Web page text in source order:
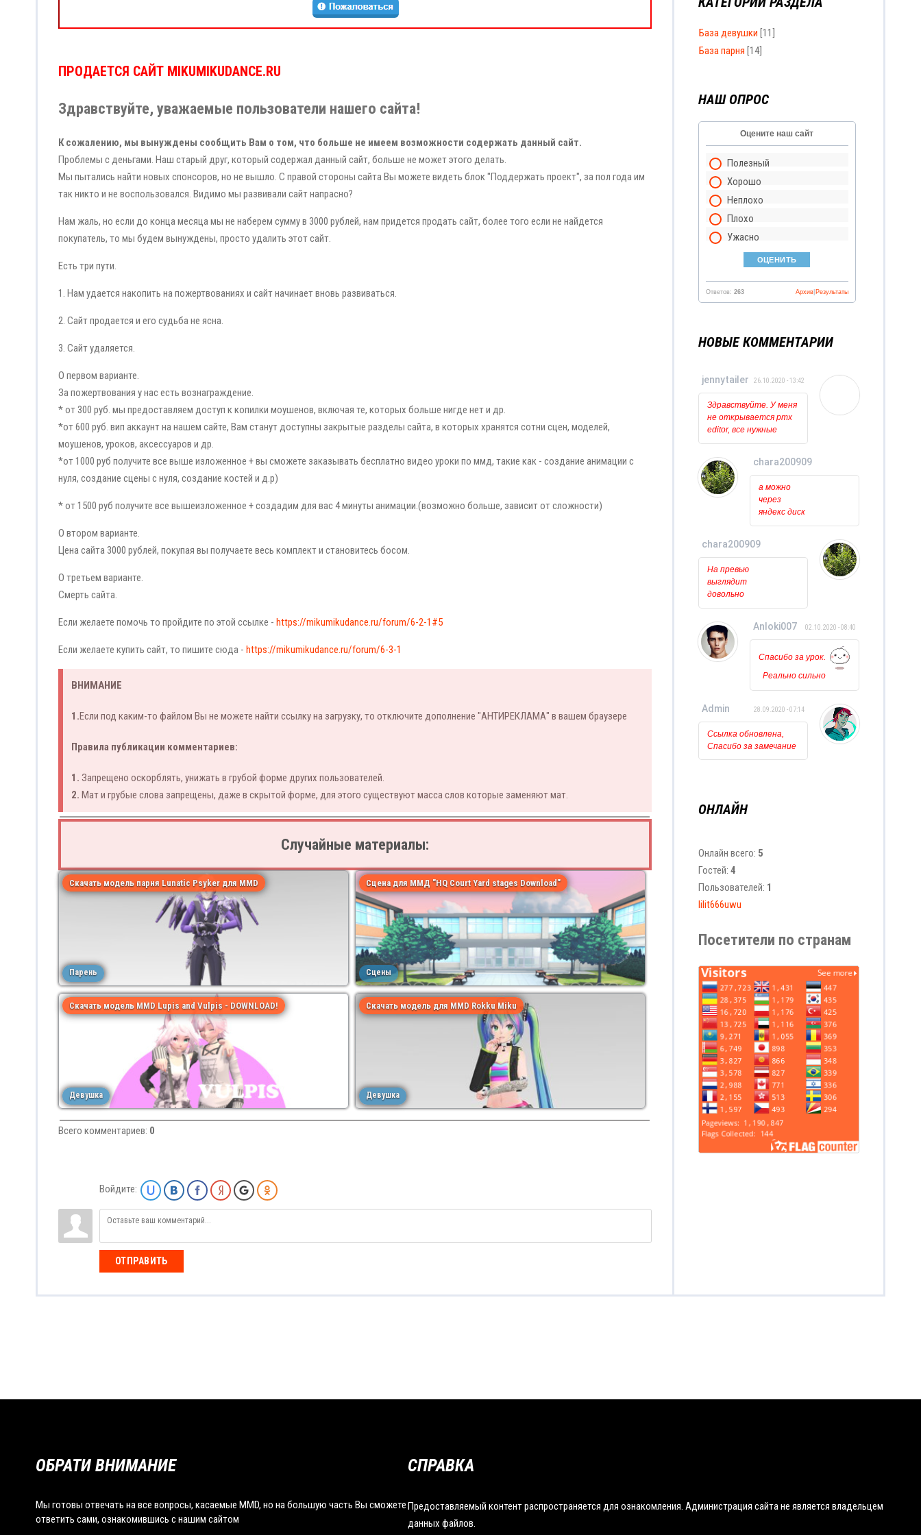
ПРОДАЕТСЯ САЙТ MIKUMIKUDANCE.RU
Здравствуйте, уважаемые пользователи нашего сайта!
К сожалению, мы вынуждены сообщить Вам о том, что больше не имеем возможности содержать данный сайт.
Проблемы с деньгами. Наш старый друг, который содержал данный сайт, больше не может этого делать.
Мы пытались найти новых спонсоров, но не вышло. С правой стороны сайта Вы можете видеть блок "Поддержать проект", за пол года им
так никто и не воспользовался. Видимо мы развивали сайт напрасно?
Нам жаль, но если до конца месяца мы не наберем сумму в 3000 рублей, нам придется продать сайт, более того если не найдется
покупатель, то мы будем вынуждены, просто удалить этот сайт.
Есть три пути.
1. Нам удается накопить на пожертвованиях и сайт начинает вновь развиваться.
2. Сайт продается и его судьба не ясна.
3. Сайт удаляется.
О первом варианте.
За пожертвования у нас есть вознаграждение.
* от 300 руб. мы предоставляем доступ к копилки моушенов, включая те, которых больше нигде нет и др.
*от 600 руб. вип аккаунт на нашем сайте, Вам станут доступны закрытые разделы сайта, в которых хранятся сотни сцен, моделей,
моушенов, уроков, аксессуаров и др.
*от 1000 руб получите все выше изложенное + вы сможете заказывать бесплатно видео уроки по ммд, такие как - создание анимации с
нуля, создание сцены с нуля, создание костей и д.р)
* от 1500 руб получите все вышеизложенное + создадим для вас 4 минуты анимации.(возможно больше, зависит от сложности)
О втором варианте.
Цена сайта 3000 рублей, покупая вы получаете весь комплект и становитесь босом.
О третьем варианте.
Смерть сайта.
Если желаете помочь то пройдите по этой ссылке - https://mikumikudance.ru/forum/6-2-1#5
Если желаете купить сайт, то пишите сюда - https://mikumikudance.ru/forum/6-3-1
ВНИМАНИЕ
1.Если под каким-то файлом Вы не можете найти ссылку на загрузку, то отключите дополнение "АНТИРЕКЛАМА" в вашем браузере
Правила публикации комментариев:
1. Запрещено оскорблять, унижать в грубой форме других пользователей.
2. Мат и грубые слова запрещены, даже в скрытой форме, для этого существуют масса слов которые заменяют мат.
Случайные материалы:
Скачать модель парня Lunatic Psyker для MMD
Парень
Сцена для ММД "HQ Court Yard stages Download"
Сцены
Скачать модель MMD Lupis and Vulpis - DOWNLOAD!
Девушка
Скачать модель для MMD Rokku Miku
Девушка
Всего комментариев: 0
Войдите:
ОТПРАВИТЬ
База девушки [11]
База парня [14]
НАШ ОПРОС
Оцените наш сайт
Полезный
Хорошо
Неплохо
Плохо
Ужасно
Ответов: 263 Результаты
|
Архив
НОВЫЕ КОММЕНТАРИИ
jennytailer 26.10.2020 - 13:42
Здравствуйте. У меня
не открывается pmx
editor, все нужные
программы
обновлены. Когда
пытаюсь открыть
его то ничего вообще
не происходит, лишь
на курсоре какое то
время мигает
загрузка. Может у
такая проблема?
chara200909
11.10.2020 - 17:07
а можно
через
яндекс диск
скачть??????
chara200909
11.10.2020 - 16:49
На превью
выглядит
довольно
красиво.
ли её
исползовать
для
Anloki007 02.10.2020 - 08:40
Спасибо за урок.
Реально сильно
помогли. Так
Admin 28.09.2020 - 07:14
Ссылка обновлена,
Спасибо за замечание
ОНЛАЙН
Онлайн всего: 5
Гостей: 4
Пользователей: 1
lilit666uwu
Посетители по странам
ОБРАТИ ВНИМАНИЕ
Мы готовы отвечать на все вопросы, касаемые MMD, но на большую часть Вы сможете
ответить сами, ознакомившись с нашим сайтом
СПРАВКА
Предоставляемый контент распространяется для ознакомления. Администрация сайта не является владельцем
данных файлов.